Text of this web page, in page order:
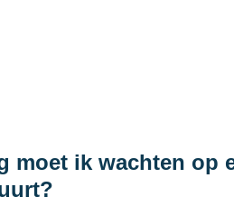
moet ik wachten op